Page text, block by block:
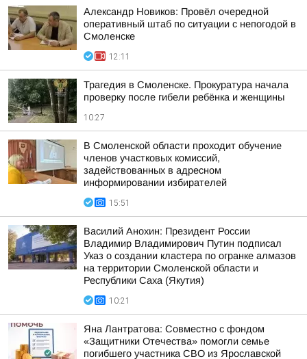
Александр Новиков: Провёл очередной
оперативный штаб по ситуации с непогодой в
Смоленске
12:11
Трагедия в Смоленске. Прокуратура начала
проверку после гибели ребёнка и женщины
10:27
В Смоленской области проходит обучение
членов участковых комиссий,
задействованных в адресном
информировании избирателей
15:51
Василий Анохин: Президент России
Владимир Владимирович Путин подписал
Указ о создании кластера по огранке алмазов
на территории Смоленской области и
Республики Саха (Якутия)
10:21
Яна Лантратова: Совместно с фондом
«Защитники Отечества» помогли семье
погибшего участника СВО из Ярославской